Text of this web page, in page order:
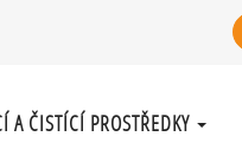
A ČISTÍCÍ PROSTŘEDKY